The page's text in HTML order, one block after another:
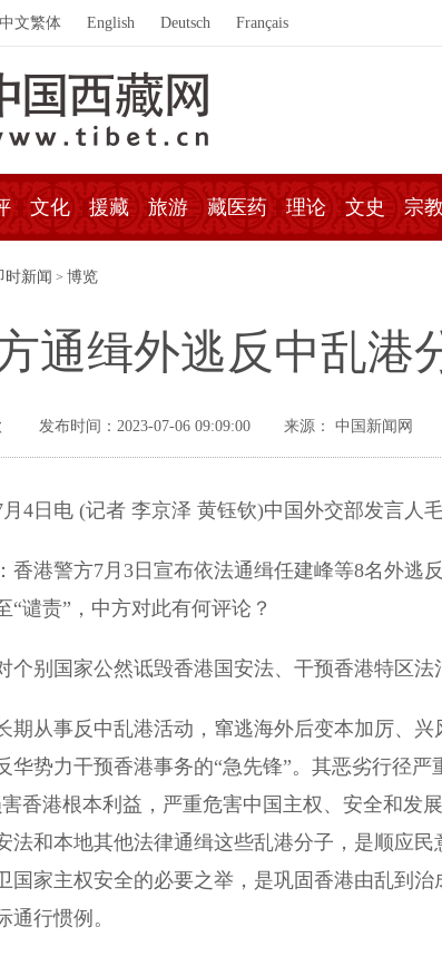
中文繁体 English Deutsch Français
文化 援藏 旅游 藏医药 理论 文史 宗
时新闻 > 博览
通缉外逃反中乱港
发布时间：2023-07-06 09:09:00 来源： 中国新闻网
日电 (记者 李京泽 黄钰钦)中国外交部发言人毛
港警方7月3日宣布依法通缉任建峰等8名外逃
“谴责”，中方对此有何评论？
别国家公然诋毁香港国安法、干预香港特区法
从事反中乱港活动，窜逃海外后变本加厉、兴
华势力干预香港事务的“急先锋”。其恶劣行径
香港根本利益，严重危害中国主权、安全和发
法和本地其他法律通缉这些乱港分子，是顺应
国家主权安全的必要之举，是巩固香港由乱到治
通行惯例。